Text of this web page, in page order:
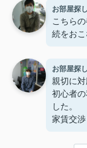
お部屋探し
こちら
続をおこ
お部屋探し
親切に対
初心者
した。
家賃交渉